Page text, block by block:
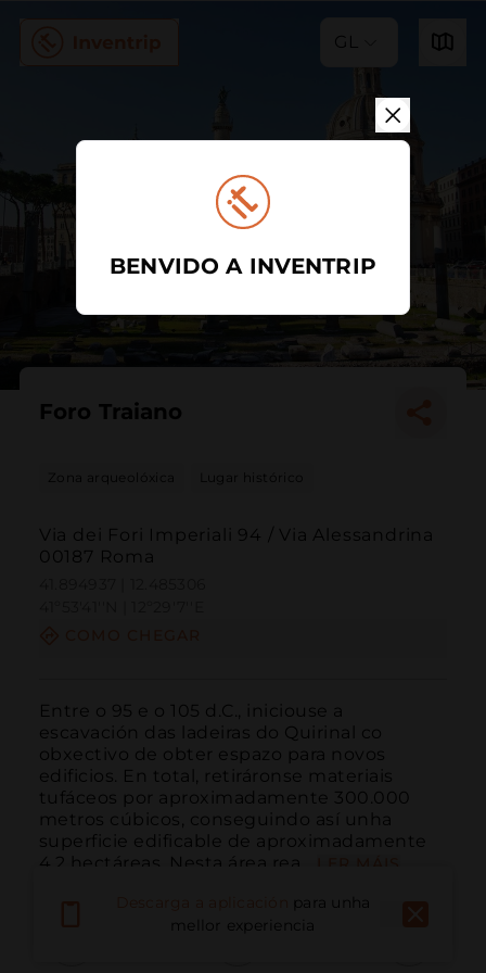
GL
Foro Traiano
Zona arqueolóxica Lugar histórico
Via dei Fori Imperiali 94 / Via Alessandrina
00187 Roma
Entre o 95 e o 105 d.C., iniciouse a
escavación das ladeiras do Quirinal co
obxectivo de obter espazo para novos
edificios. En total, retiráronse materiais
tufáceos por aproximadamente 300.000
metros cúbicos, conseguindo así unha
superficie edificable de aproximadamente
4,2 hectáreas. Nesta área rea...
para unha
mellor experiencia
BENVIDO A INVENTRIP